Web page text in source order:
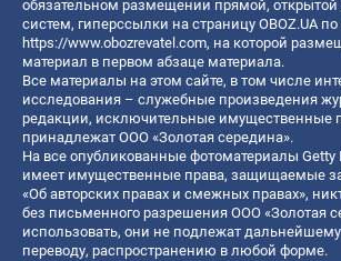
обязательном размещении прямой,
систем, гиперссылки на страницу OBOZ.UA
https://www.obozrevatel.com, на которой
материал в первом абзаце материала.
Все материалы на этом сайте, в том числе
исследования – служебные произведения
редакции, исключительные имущественные
принадлежат ООО «Золотая середина».
На все опубликованные фотоматериалы Getty
имеет имущественные права, защищаемые
«Об авторских правах и смежных правах»,
без письменного разрешения ООО «Золотая
использовать, они не подлежат дальнейшему
переводу, распространению в любой форме.